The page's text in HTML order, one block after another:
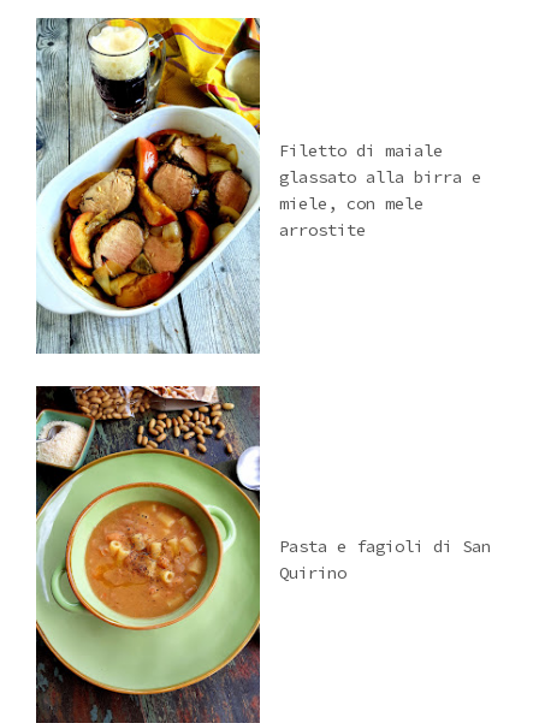
Filetto di maiale
glassato alla birra e
miele, con mele
arrostite
Pasta e fagioli di San
Quirino